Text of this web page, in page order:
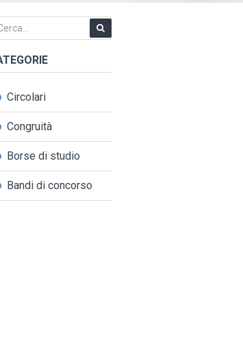
Circolari
Congruità
Borse di studio
Bandi di concorso